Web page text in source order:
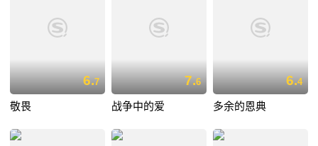
6.7
敬畏
7.6
战争中的爱
6.4
多余的恩典